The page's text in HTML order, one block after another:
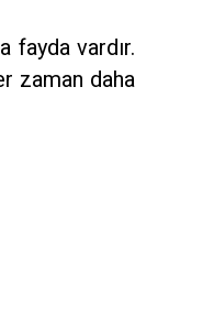
fayda vardır.
zaman daha